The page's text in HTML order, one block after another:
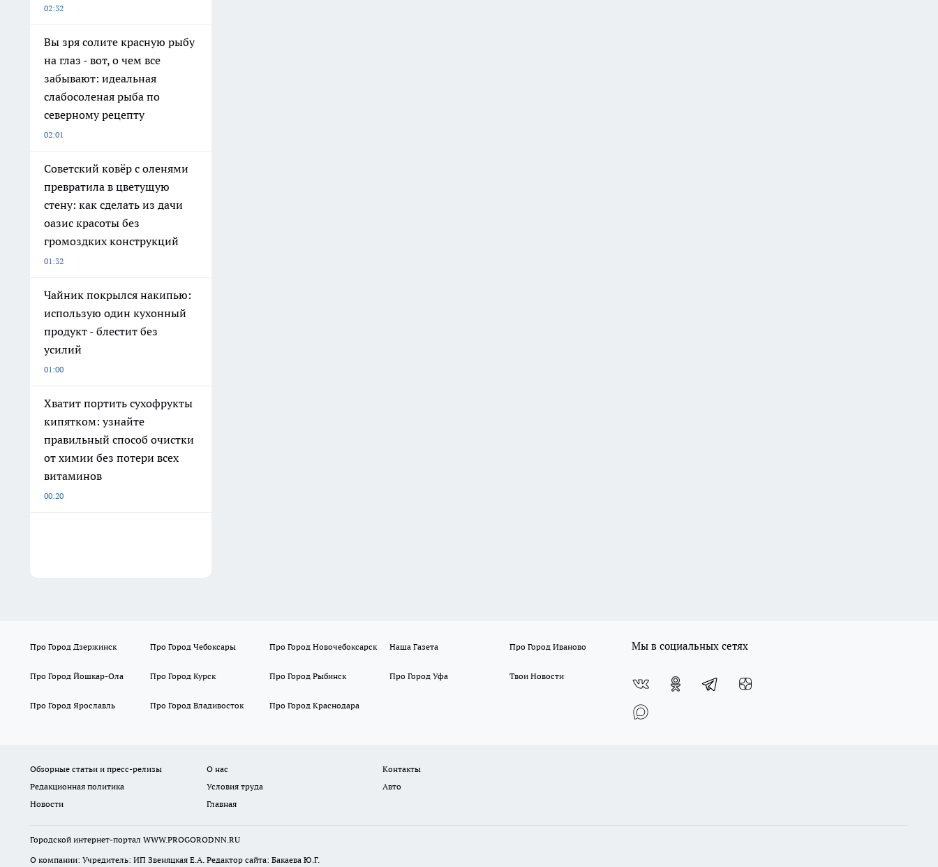
02:32
Вы зря солите красную рыбу
на глаз - вот, о чем все
забывают: идеальная
слабосоленая рыба по
северному рецепту
02:01
Советский ковёр с оленями
превратила в цветущую
стену: как сделать из дачи
оазис красоты без
громоздких конструкций
01:32
Чайник покрылся накипью:
использую один кухонный
продукт - блестит без
усилий
01:00
Хватит портить сухофрукты
кипятком: узнайте
правильный способ очистки
от химии без потери всех
витаминов
00:20
Про Город Дзержинск Про Город Чебоксары Про Город Новочебоксарск Наша Газета Про Город Иваново
Про Город Йошкар-Ола Про Город Курск Про Город Рыбинск Про Город Уфа Твои Новости
Про Город Ярославль Про Город Владивосток Про Город Краснодара
Мы в социальных сетях
Обзорные статьи и пресс-релизы О нас
Контакты
Редакционная политика
Условия труда
Авто
Новости
Главная
Городской интернет-портал WWW.PROGORODNN.RU
О компании: Учредитель: ИП Звеняцкая Е.А. Редактор сайта: Бакаева Ю.Г.